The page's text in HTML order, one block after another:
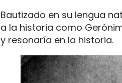
Bautizado en su lengua
a la historia como
y resonaría en la historia.